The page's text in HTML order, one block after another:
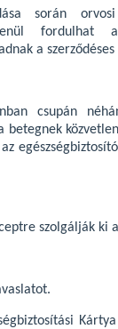
során
a
csupán
szolgálják ki